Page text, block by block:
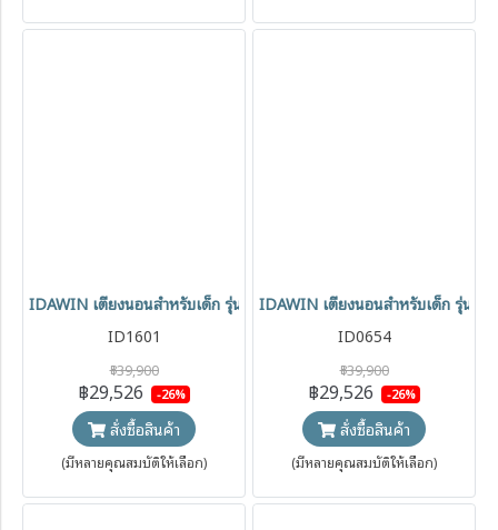
IDAWIN เตียงนอนสำหรับเด็ก รุ่น Beyond แรกเกิด - 7 ปี พร้อมชุดเครื่อ
ID1601
฿39,900
฿29,526 -26%
สั่งซื้อสินค้า
(มีหลายคุณสมบัติให้เลือก)
IDAWIN เตียงนอนสำหรับเด็ก รุ่น
ID0654
฿39,900
฿29,526 -26%
สั่งซื้อสินค้า
(มีหลายคุณสมบัติให้เลือก)